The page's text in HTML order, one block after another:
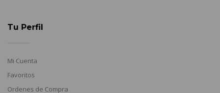
Tu Perfil
Mi Cuenta
Favoritos
Ordenes de Compra